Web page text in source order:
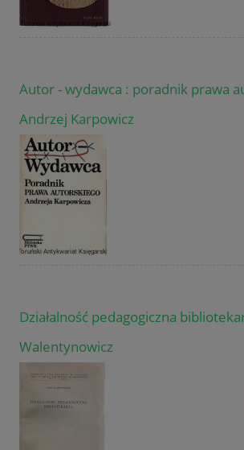
Autor - wydawca : poradnik prawa
Andrzej Karpowicz
Działalność pedagogiczna
Walentynowicz